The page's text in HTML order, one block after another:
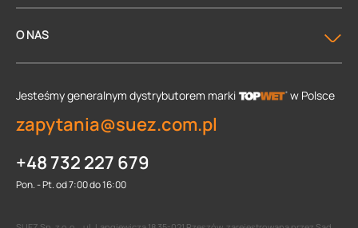
O NAS
Jesteśmy generalnym dystrybutorem marki w Polsce
zapytania@suez.com.pl
+48 732 227 679
Pon. - Pt. od 7:00 do 16:00